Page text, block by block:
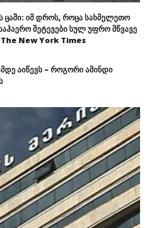
ცაში: იმ დროს, როცა სახმელეთო
შეტევები სულ უფრო მწვავე
New York Times
აიწევს – როგორი ამინდი